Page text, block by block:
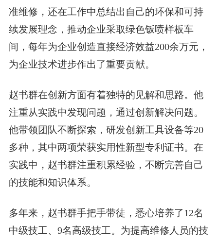
准维修，还在工作中总结出自己的环保和可持
续发展理念，推动企业采取绿色钣喷样板车
间，每年为企业创造直接经济效益200余万元，
为企业技术进步作出了重要贡献。
赵书群在创新方面有着独特的见解和思路。他
注重从实践中发现问题，通过创新解决问题。
他带领团队不断探索，研发创新工具设备等20
多种，其中两项荣获实用性新型专利证书。在
实践中，赵书群注重积累经验，不断完善自己
的技能和知识体系。
多年来，赵书群手把手带徒，悉心培养了12名
中级技工、9名高级技工。为提高维修人员的技